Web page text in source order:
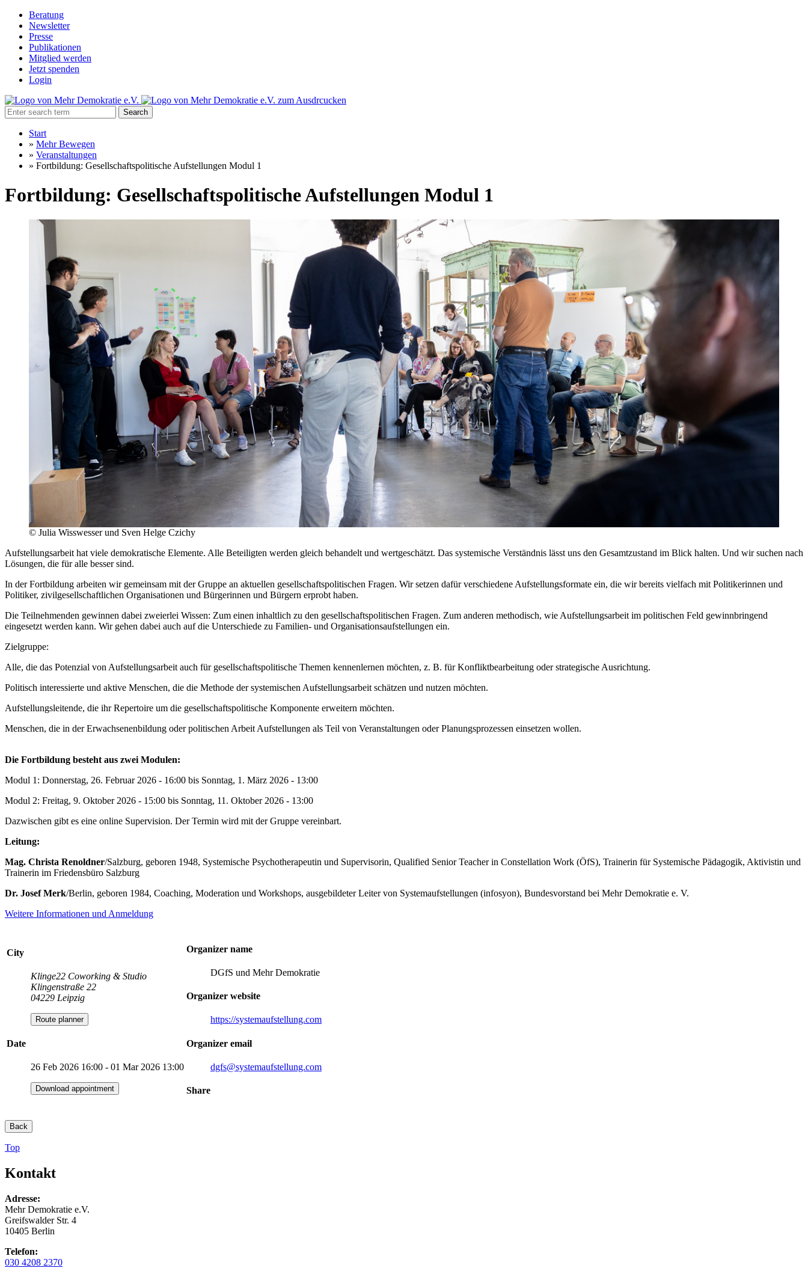
Beratung
Newsletter
Presse
Publikationen
Mitglied werden
Jetzt spenden
Login
Search
Start
» Mehr Bewegen
» Veranstaltungen
» Fortbildung: Gesellschaftspolitische Aufstellungen Modul 1
Fortbildung: Gesellschaftspolitische Aufstellungen Modul 1
© Julia Wisswesser und Sven Helge Czichy
Aufstellungsarbeit hat viele demokratische Elemente. Alle Beteiligten werden gleich behandelt und wertgeschätzt. Das systemische Verständnis lässt uns den Gesamtzustand im Blick halten. Und wir suchen nach
Lösungen, die für alle besser sind.
In der Fortbildung arbeiten wir gemeinsam mit der Gruppe an aktuellen gesellschaftspolitischen Fragen. Wir setzen dafür verschiedene Aufstellungsformate ein, die wir bereits vielfach mit Politikerinnen und
Politiker, zivilgesellschaftlichen Organisationen und Bürgerinnen und Bürgern erprobt haben.
Die Teilnehmenden gewinnen dabei zweierlei Wissen: Zum einen inhaltlich zu den gesellschaftspolitischen Fragen. Zum anderen methodisch, wie Aufstellungsarbeit im politischen Feld gewinnbringend
eingesetzt werden kann. Wir gehen dabei auch auf die Unterschiede zu Familien- und Organisationsaufstellungen ein.
Zielgruppe:
Alle, die das Potenzial von Aufstellungsarbeit auch für gesellschaftspolitische Themen kennenlernen möchten, z. B. für Konfliktbearbeitung oder strategische Ausrichtung.
Politisch interessierte und aktive Menschen, die die Methode der systemischen Aufstellungsarbeit schätzen und nutzen möchten.
Aufstellungsleitende, die ihr Repertoire um die gesellschaftspolitische Komponente erweitern möchten.
Menschen, die in der Erwachsenenbildung oder politischen Arbeit Aufstellungen als Teil von Veranstaltungen oder Planungsprozessen einsetzen wollen.
Die Fortbildung besteht aus zwei Modulen:
Modul 1: Donnerstag, 26. Februar 2026 - 16:00 bis Sonntag, 1. März 2026 - 13:00
Modul 2: Freitag, 9. Oktober 2026 - 15:00 bis Sonntag, 11. Oktober 2026 - 13:00
Dazwischen gibt es eine online Supervision. Der Termin wird mit der Gruppe vereinbart.
Leitung:
Mag. Christa Renoldner/Salzburg, geboren 1948, Systemische Psychotherapeutin und Supervisorin, Qualified Senior Teacher in Constellation Work (ÖfS), Trainerin für Systemische Pädagogik, Aktivistin und
Trainerin im Friedensbüro Salzburg
Dr. Josef Merk/Berlin, geboren 1984, Coaching, Moderation und Workshops, ausgebildeter Leiter von Systemaufstellungen (infosyon), Bundesvorstand bei Mehr Demokratie e. V.
Weitere Informationen und Anmeldung
City
Klinge22 Coworking & Studio
Klingenstraße 22
04229 Leipzig
Route planner
Date
26 Feb 2026 16:00 - 01 Mar 2026 13:00
Download appointment
Organizer name
DGfS und Mehr Demokratie
Organizer website
https://systemaufstellung.com
Organizer email
dgfs@systemaufstellung.com
Share
Back
Top
Kontakt
Adresse:
Mehr Demokratie e.V.
Greifswalder Str. 4
10405 Berlin
Telefon:
030 4208 2370